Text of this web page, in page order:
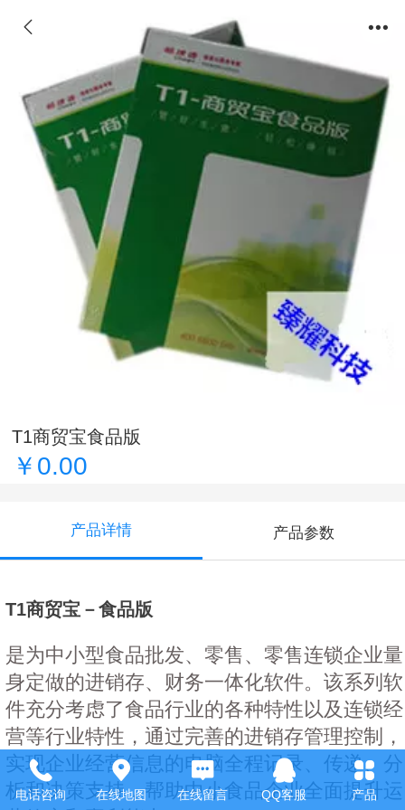
T1商贸宝食品版
￥0.00
产品详情 产品参数
T1商贸宝－食品版
是为中小型食品批发、零售、零售连锁企业量
身定做的进销存、财务一体化软件。该系列软
件充分考虑了食品行业的各种特性以及连锁经
营等行业特性，通过完善的进销存管理控制，
实现企业经营信息的电脑全程记录、传递、分
析和决策支持，帮助中小食品企业全面提升运
电话咨询 在线地图 在线留言 QQ客服 产品